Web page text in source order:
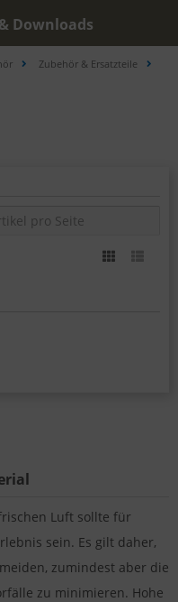
Downloads
Zubehör & Ersatzteile
Luft sollte für
sein. Es gilt daher,
zumindest aber die
zu minimieren. Hohe